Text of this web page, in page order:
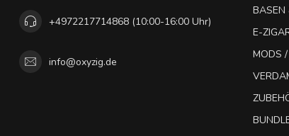
+4972217714868 (10:00-16:00 Uhr)
info@oxyzig.de
BASEN
E-
MODS